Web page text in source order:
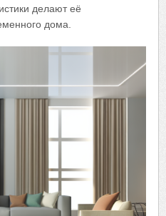
делают её
дома.